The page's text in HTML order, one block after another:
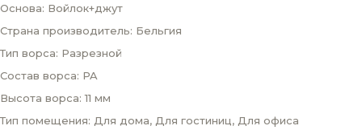
Основа: Войлок+джут
Страна производитель: Бельгия
Тип ворса: Разрезной
Состав ворса: PA
Высота ворса: 11 мм
Тип помещения: Для дома, Для гостиниц, Для офиса